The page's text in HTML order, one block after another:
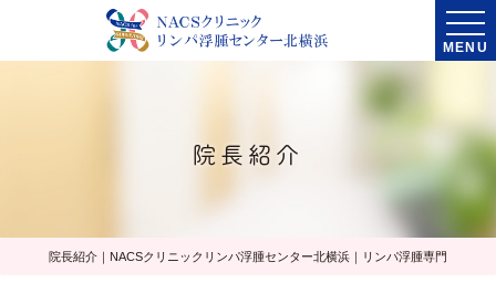
MENU
院長紹介
院長紹介｜NACSクリニックリンパ浮腫センター北横浜｜リンパ浮腫専門